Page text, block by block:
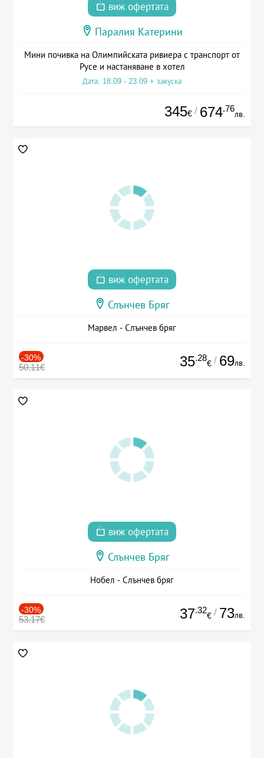
виж офертата
Паралия Катерини
Мини почивка на Олимпийската ривиера с транспорт от
Русе и настаняване в хотел
Дата: 18.09 - 23.09 + закуска
345€ / 674.76
лв.
виж офертата
Слънчев Бряг
Марвел - Слънчев бряг
-30%
50.11€ 35.28
€ / 69лв.
виж офертата
Слънчев Бряг
Нобел - Слънчев бряг
-30%
53.17€ 37.32
€ / 73лв.